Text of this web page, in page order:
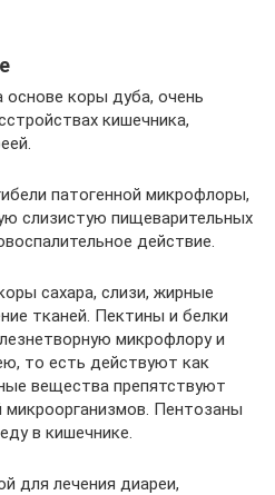
коры дуба, очень
кишечника,
патогенной микрофлоры,
слизистую пищеварительных
действие.
сахара, слизи, жирные
тканей. Пектины и белки
микрофлору и
то есть действуют как
вещества препятствуют
Пентозаны
в кишечнике.
для лечения диареи,